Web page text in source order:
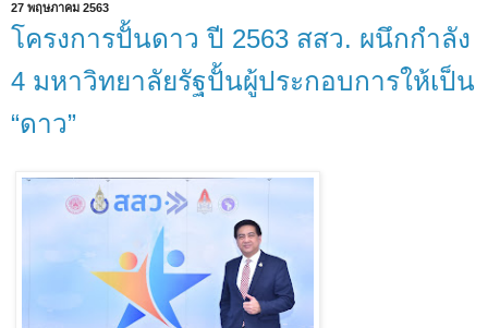
27 พฤษภาคม 2563
โครงการปั้นดาว ปี 2563 สสว. ผนึกกำลัง
4 มหาวิทยาลัยรัฐปั้นผู้ประกอบการให้เป็น
“ดาว”